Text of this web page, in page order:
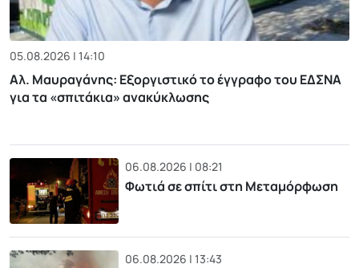
05.08.2026 | 14:10
Αλ. Μαυραγάνης: Εξοργιστικό το έγγραφο του ΕΔΣΝΑ
για τα «σπιτάκια» ανακύκλωσης
06.08.2026 | 08:21
Φωτιά σε σπίτι στη Μεταμόρφωση
06.08.2026 | 13:43